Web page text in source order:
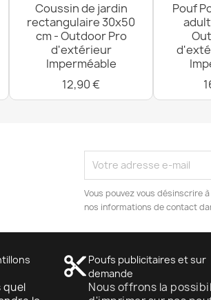
Coussin de jardin
rectangulaire 30x50
cm - Outdoor Pro
d'extérieur
Imperméable
12,90 €
Pouf
Vous pouvez vous désinscrire
nos informations de contact
quel
content_cut Poufs publicitaires et sur
demande
Nous offrons la